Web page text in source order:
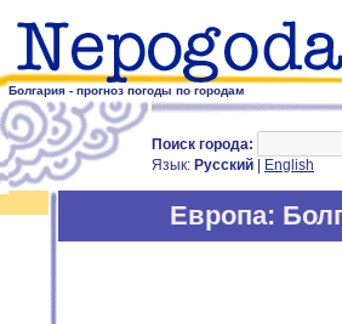
Болгария - прогноз погоды по городам
Поиск города:
Язык: Русский English
Европа: